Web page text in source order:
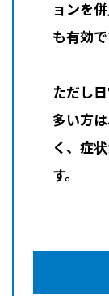
ョンを
も有効で
ただし
多い方
く、症
す。